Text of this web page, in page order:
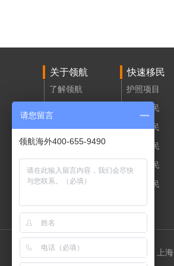
关于领航
了解领航
领航招聘
联系我们
移民评估
快速移民
护照项目
投资移民
购房移民
创业移民
技术移民
大国移民
领航国内网点： 上海
请您留言
领航海外400-655-9490